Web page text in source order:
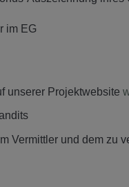
im EG
unserer Projektwebsite
Vermittler und dem zu